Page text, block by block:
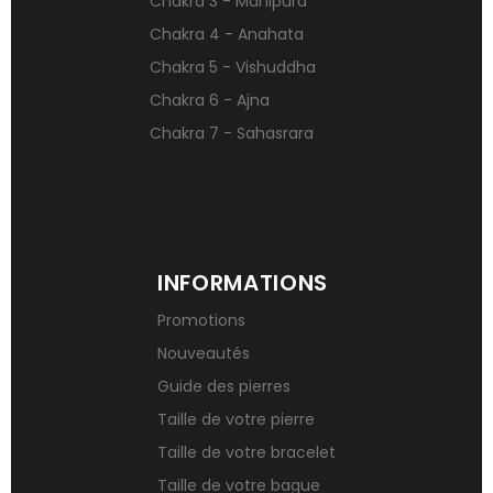
Signification des pierres de naissance
Chakra 4 - Anahata
Chakra 5 - Vishuddha
Chakra 6 - Ajna
Chakra 7 - Sahasrara
INFORMATIONS
Promotions
Nouveautés
Guide des pierres
Taille de votre pierre
Taille de votre bracelet
Taille de votre bague